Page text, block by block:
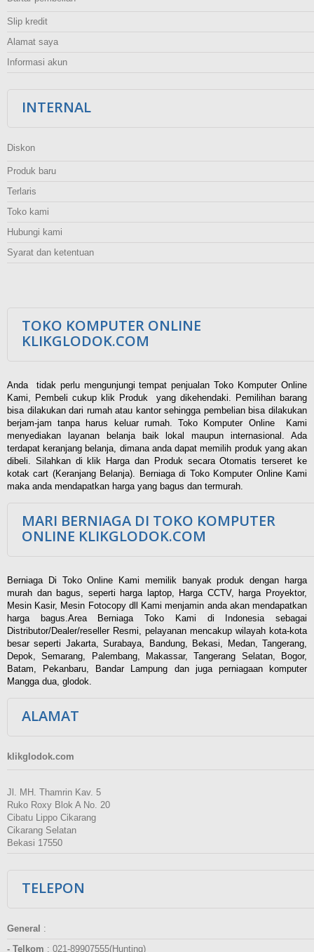
Slip kredit
Alamat saya
Informasi akun
INTERNAL
Diskon
Produk baru
Terlaris
Toko kami
Hubungi kami
Syarat dan ketentuan
TOKO KOMPUTER ONLINE
KLIKGLODOK.COM
Anda tidak perlu mengunjungi tempat penjualan Toko Komputer Online
Kami, Pembeli cukup klik Produk yang dikehendaki. Pemilihan barang
bisa dilakukan dari rumah atau kantor sehingga pembelian bisa dilakukan
berjam-jam tanpa harus keluar rumah. Toko Komputer Online Kami
menyediakan layanan belanja baik lokal maupun internasional. Ada
terdapat keranjang belanja, dimana anda dapat memilih produk yang akan
dibeli. Silahkan di klik Harga dan Produk secara Otomatis terseret ke
kotak cart (Keranjang Belanja). Berniaga di Toko Komputer Online Kami
maka anda mendapatkan harga yang bagus dan termurah.
MARI BERNIAGA DI TOKO KOMPUTER
ONLINE KLIKGLODOK.COM
Berniaga Di Toko Online Kami memilik banyak produk dengan harga
murah dan bagus, seperti harga laptop, Harga CCTV, harga Proyektor,
Mesin Kasir, Mesin Fotocopy dll Kami menjamin anda akan mendapatkan
harga bagus.Area Berniaga Toko Kami di Indonesia sebagai
Distributor/Dealer/reseller Resmi, pelayanan mencakup wilayah kota-kota
besar seperti Jakarta, Surabaya, Bandung, Bekasi, Medan, Tangerang,
Depok, Semarang, Palembang, Makassar, Tangerang Selatan, Bogor,
Batam, Pekanbaru, Bandar Lampung dan juga perniagaan komputer
Mangga dua, glodok.
ALAMAT
klikglodok.com
Jl. MH. Thamrin Kav. 5
Ruko Roxy Blok A No. 20
Cibatu Lippo Cikarang
Cikarang Selatan
Bekasi 17550
TELEPON
General :
- Telkom : 021-89907555(Hunting)